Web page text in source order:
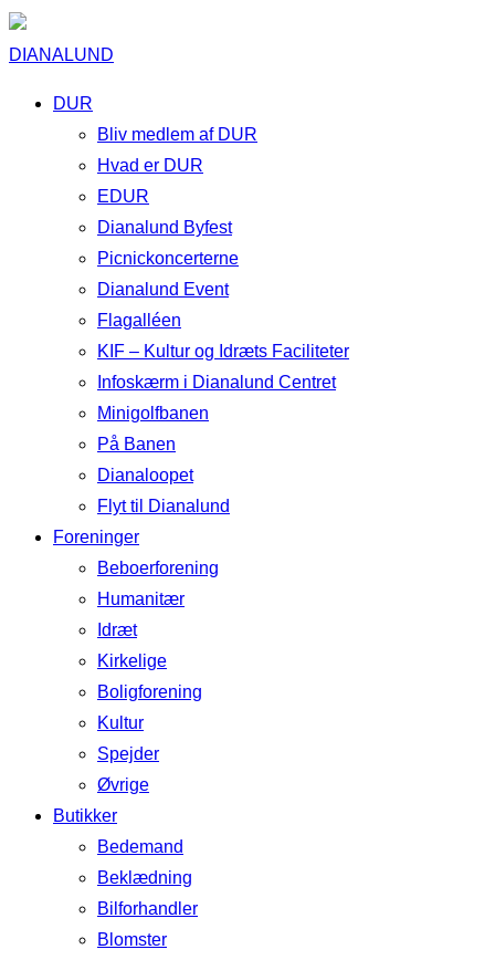
DIANALUND
DUR
Bliv medlem af DUR
Hvad er DUR
EDUR
Dianalund Byfest
Picnickoncerterne
Dianalund Event
Flagalléen
KIF – Kultur og Idræts Faciliteter
Infoskærm i Dianalund Centret
Minigolfbanen
På Banen
Dianaloopet
Flyt til Dianalund
Foreninger
Beboerforening
Humanitær
Idræt
Kirkelige
Boligforening
Kultur
Spejder
Øvrige
Butikker
Bedemand
Beklædning
Bilforhandler
Blomster